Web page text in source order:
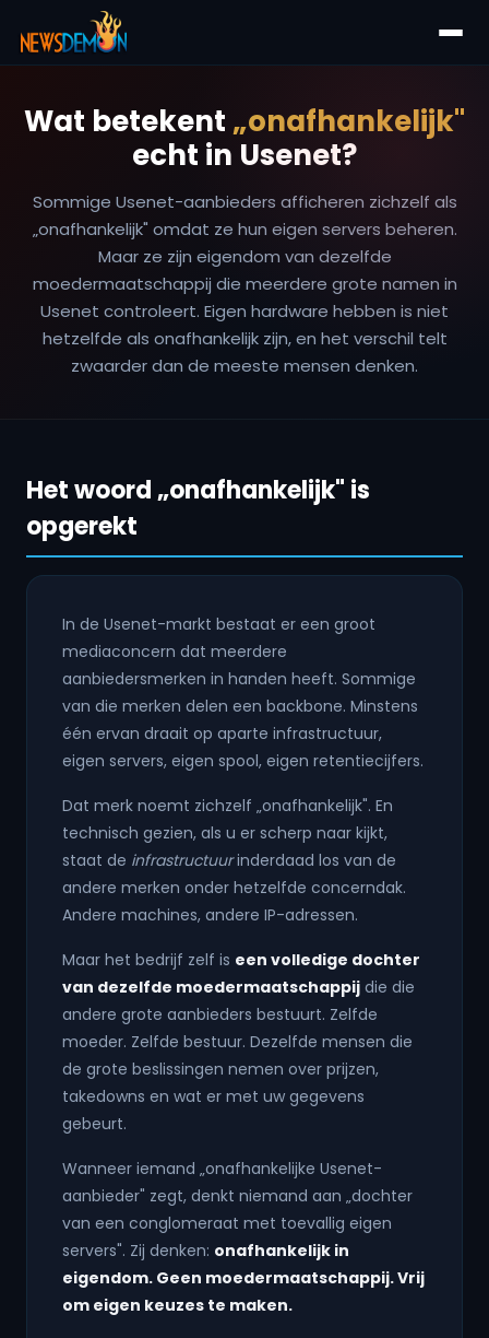
Wat betekent „onafhankelijk"
echt in Usenet?
Sommige Usenet-aanbieders afficheren zichzelf als
„onafhankelijk" omdat ze hun eigen servers beheren.
Maar ze zijn eigendom van dezelfde
moedermaatschappij die meerdere grote namen in
Usenet controleert. Eigen hardware hebben is niet
hetzelfde als onafhankelijk zijn, en het verschil telt
zwaarder dan de meeste mensen denken.
Het woord „onafhankelijk" is
opgerekt
In de Usenet-markt bestaat er een groot
mediaconcern dat meerdere
aanbiedersmerken in handen heeft. Sommige
van die merken delen een backbone. Minstens
één ervan draait op aparte infrastructuur,
eigen servers, eigen spool, eigen retentiecijfers.
Dat merk noemt zichzelf „onafhankelijk". En
technisch gezien, als u er scherp naar kijkt,
staat de infrastructuurinderdaad los van de
andere merken onder hetzelfde concerndak.
Andere machines, andere IP-adressen.
Maar het bedrijf zelf is een volledige dochter
van dezelfde moedermaatschappij die die
andere grote aanbieders bestuurt. Zelfde
moeder. Zelfde bestuur. Dezelfde mensen die
de grote beslissingen nemen over prijzen,
takedowns en wat er met uw gegevens
gebeurt.
Wanneer iemand „onafhankelijke Usenet-
aanbieder" zegt, denkt niemand aan „dochter
van een conglomeraat met toevallig eigen
servers". Zij denken: onafhankelijk in
eigendom. Geen moedermaatschappij. Vrij
om eigen keuzes te maken.